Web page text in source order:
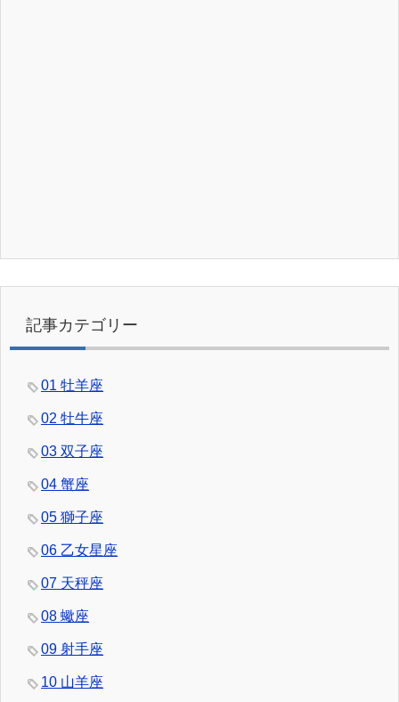
記事カテゴリー
01 牡羊座
02 牡牛座
03 双子座
04 蟹座
05 獅子座
06 乙女星座
07 天秤座
08 蠍座
09 射手座
10 山羊座